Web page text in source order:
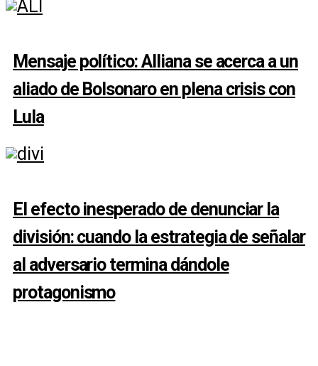
Mensaje político: Alliana se acerca a un
aliado de Bolsonaro en plena crisis con
Lula
El efecto inesperado de denunciar la
división: cuando la estrategia de señalar
al adversario termina dándole
protagonismo